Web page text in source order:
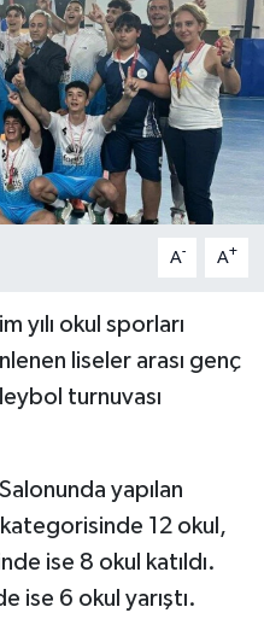
A- A+
okul sporları
liseler arası genç
turnuvası
yapılan
12 okul,
ise 8 okul katıldı.
ise 6 okul yarıştı.